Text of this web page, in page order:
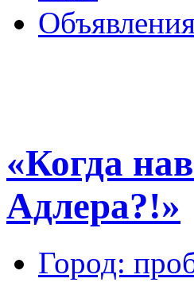
«Когда
Адлера?!»
Город: